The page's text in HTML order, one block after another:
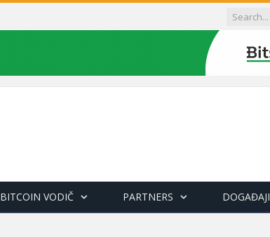
BITCOIN VODIČ PARTNERS DOGAĐAJI